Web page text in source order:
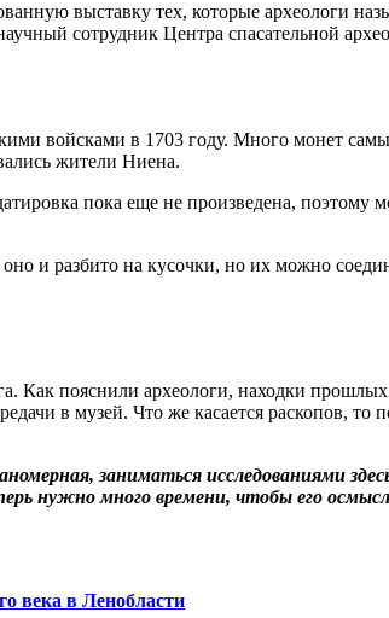
выставку тех, которые археологи
сотрудник Центра спасательной
войсками в 1703 году. Много монет
жители Ниена.
пока еще не произведена,
и разбито на кусочки, но их можно
Как пояснили археологи, находки
в музей. Что же касается раскопов, то
заниматься исследованиями
нужно много времени, чтобы его
века в Ленобласти